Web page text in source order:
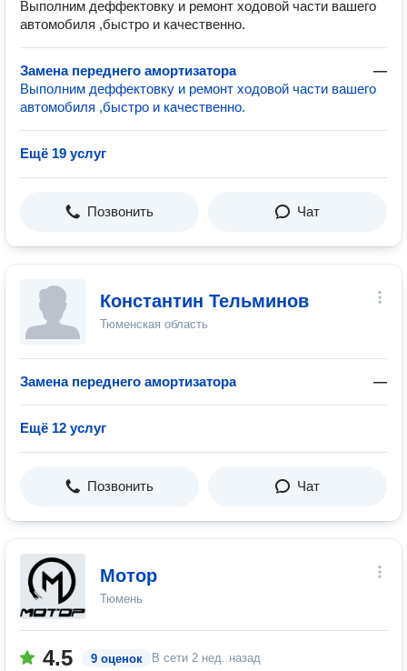
Выполним деффектовку и ремонт ходовой части вашего
автомобиля ,быстро и качественно.
Замена переднего амортизатора
—
Выполним деффектовку и ремонт ходовой части вашего
автомобиля ,быстро и качественно.
Ещё 19 услуг
Позвонить Чат
Константин Тельминов
Тюменская область
Замена переднего амортизатора —
Ещё 12 услуг
Позвонить Чат
Мотор
Тюмень
4.5 9 оценок В сети 2 нед. назад